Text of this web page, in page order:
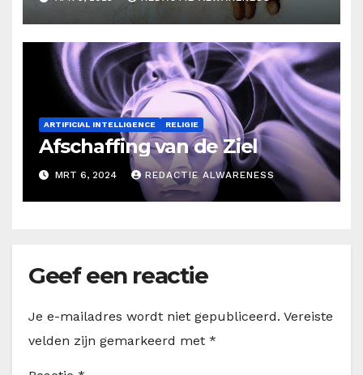
ARTIFICIAL INTELLIGENCE RELIGIE
Afschaffing van de Ziel
MRT 6, 2024 REDACTIE ALWARENESS
Geef een reactie
Je e-mailadres wordt niet gepubliceerd. Vereiste
velden zijn gemarkeerd met *